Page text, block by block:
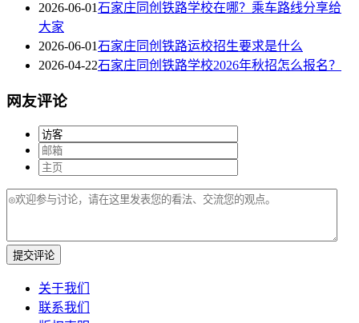
2026-06-01石家庄同创铁路学校在哪？乘车路线分享给
大家
2026-06-01石家庄同创铁路运校招生要求是什么
2026-04-22石家庄同创铁路学校2026年秋招怎么报名？
网友评论
提交评论
关于我们
联系我们